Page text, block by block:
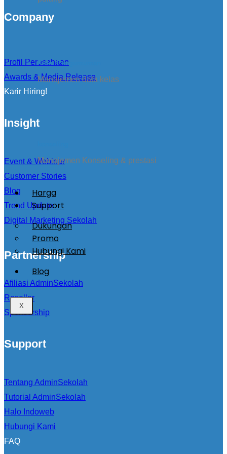
Kirim Pengumuman
Manajemen data kelas
Manajemen Konseling & prestasi
Harga
Support
Dukungan
Promo
Hubungi Kami
Blog
X
Company
Profil Perusahaan
Awards & Media Release
Karir Hiring!
Insight
Event & Webinar
Customer Stories
Blog
Trend Update
Digital Marketing Sekolah
Partnership
Afiliasi AdminSekolah
Reseller
Sponsorship
Support
Tentang AdminSekolah
Tutorial AdminSekolah
Halo Indoweb
Hubungi Kami
FAQ